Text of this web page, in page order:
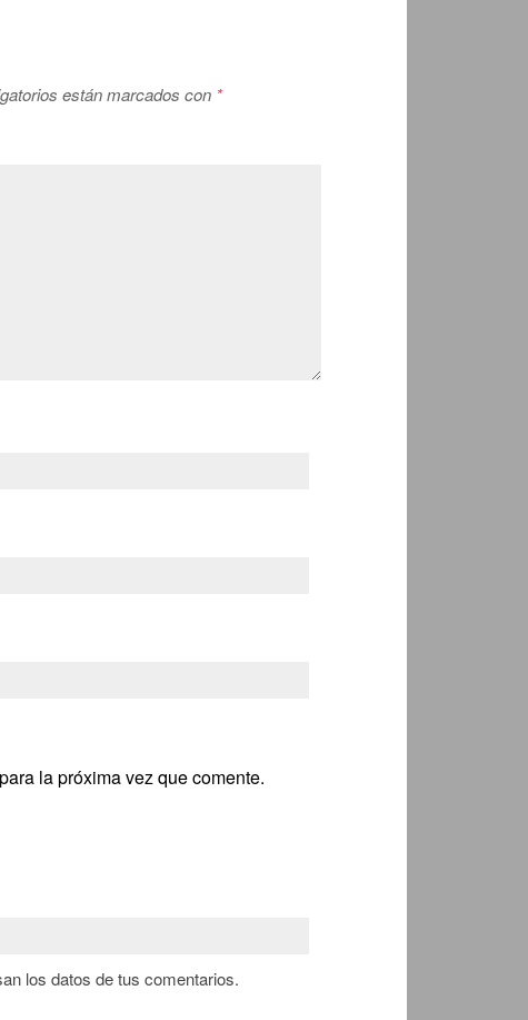
están marcados con *
la próxima vez que comente.
los datos de tus comentarios.